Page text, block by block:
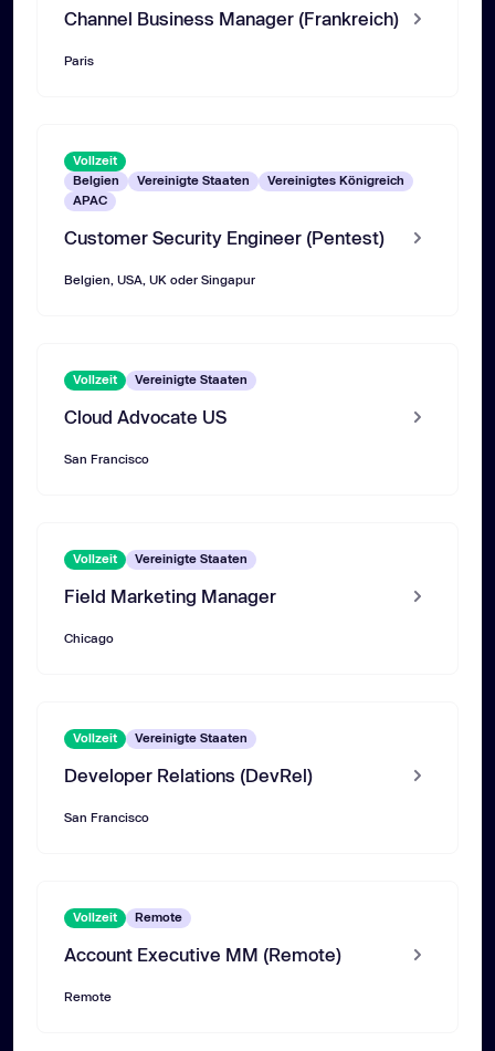
Channel Business Manager (Frankreich)
Paris
Vollzeit
Belgien
Vereinigte Staaten
Vereinigtes Königreich
APAC
Customer Security Engineer (Pentest)
Belgien, USA, UK oder Singapur
Vollzeit Vereinigte Staaten
Cloud Advocate US
San Francisco
Vollzeit Vereinigte Staaten
Field Marketing Manager
Chicago
Vollzeit Vereinigte Staaten
Developer Relations (DevRel)
San Francisco
Vollzeit Remote
Account Executive MM (Remote)
Remote